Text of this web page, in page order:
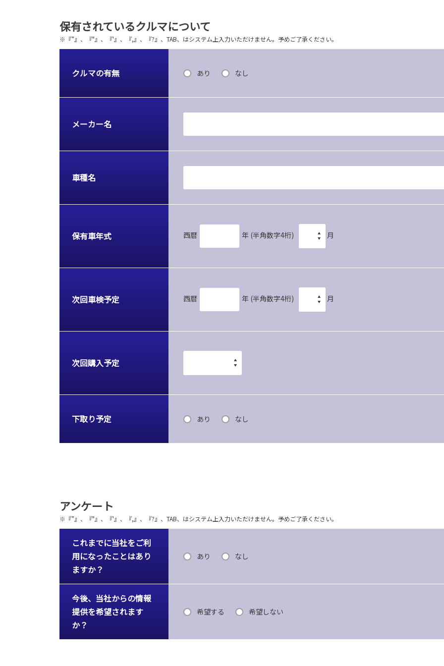
保有されているクルマについて
※『”』、『"』、『'』、『,』、『?』、TAB、はシステム上入力いただけません。予めご了承ください。
クルマの有無 あり なし
メーカー名
車種名
保有車年式 西暦 年 (半角数字4桁) 月
次回車検予定 西暦 年 (半角数字4桁) 月
次回購入予定
下取り予定 あり なし
アンケート
※『”』、『"』、『'』、『,』、『?』、TAB、はシステム上入力いただけません。予めご了承ください。
これまでに当社をご利
用になったことはあり
ますか？
あり なし
今後、当社からの情報
提供を希望されます
か？
希望する 希望しない